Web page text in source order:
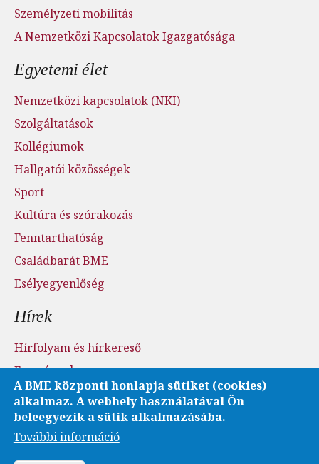
Személyzeti mobilitás
A Nemzetközi Kapcsolatok Igazgatósága
Egyetemi élet
Nemzetközi kapcsolatok (NKI)
Szolgáltatások
Kollégiumok
Hallgatói közösségek
Sport
Kultúra és szórakozás
Fenntarthatóság
Családbarát BME
Esélyegyenlőség
Hírek
Hírfolyam és hírkereső
Események
Sajtószoba - sajtófigyelés
Karrier és pályázatok
Fotó- és videótár
A BME központi honlapja sütiket (cookies)
alkalmaz. A webhely használatával Ön
beleegyezik a sütik alkalmazásába.
További információ